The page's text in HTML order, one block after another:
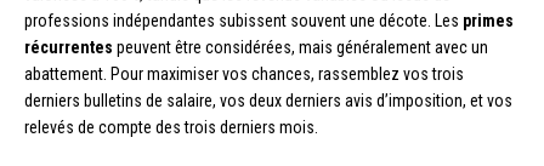
professions indépendantes subissent souvent une décote. Les primes
récurrentes peuvent être considérées, mais généralement avec un
abattement. Pour maximiser vos chances, rassemblez vos trois
derniers bulletins de salaire, vos deux derniers avis d’imposition, et vos
relevés de compte des trois derniers mois.